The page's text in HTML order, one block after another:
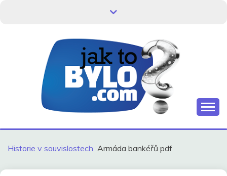
HISTORIE V
SOUVISLOSTECH
Historie v souvislostech Armáda bankéřů pdf